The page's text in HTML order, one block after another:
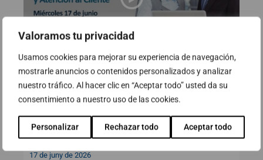
Valoramos tu privacidad
Usamos cookies para mejorar su experiencia de navegación,
mostrarle anuncios o contenidos personalizados y analizar
nuestro tráfico. Al hacer clic en “Aceptar todo” usted da su
consentimiento a nuestro uso de las cookies.
Personalizar Rechazar todo Aceptar todo
Webinar: Impulsa el teu negoci
amb IA – Agents Copilot en la
Gestió de Vendes i Atenció al
client
17 de juny de 2026